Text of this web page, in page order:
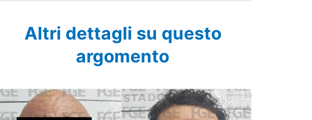
Altri dettagli su questo
argomento